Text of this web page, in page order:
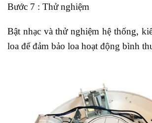
Bước 7 : Thử nghiệm
Bật nhạc và thử nghiệm hệ thống,
loa để đảm bảo loa hoạt động bình